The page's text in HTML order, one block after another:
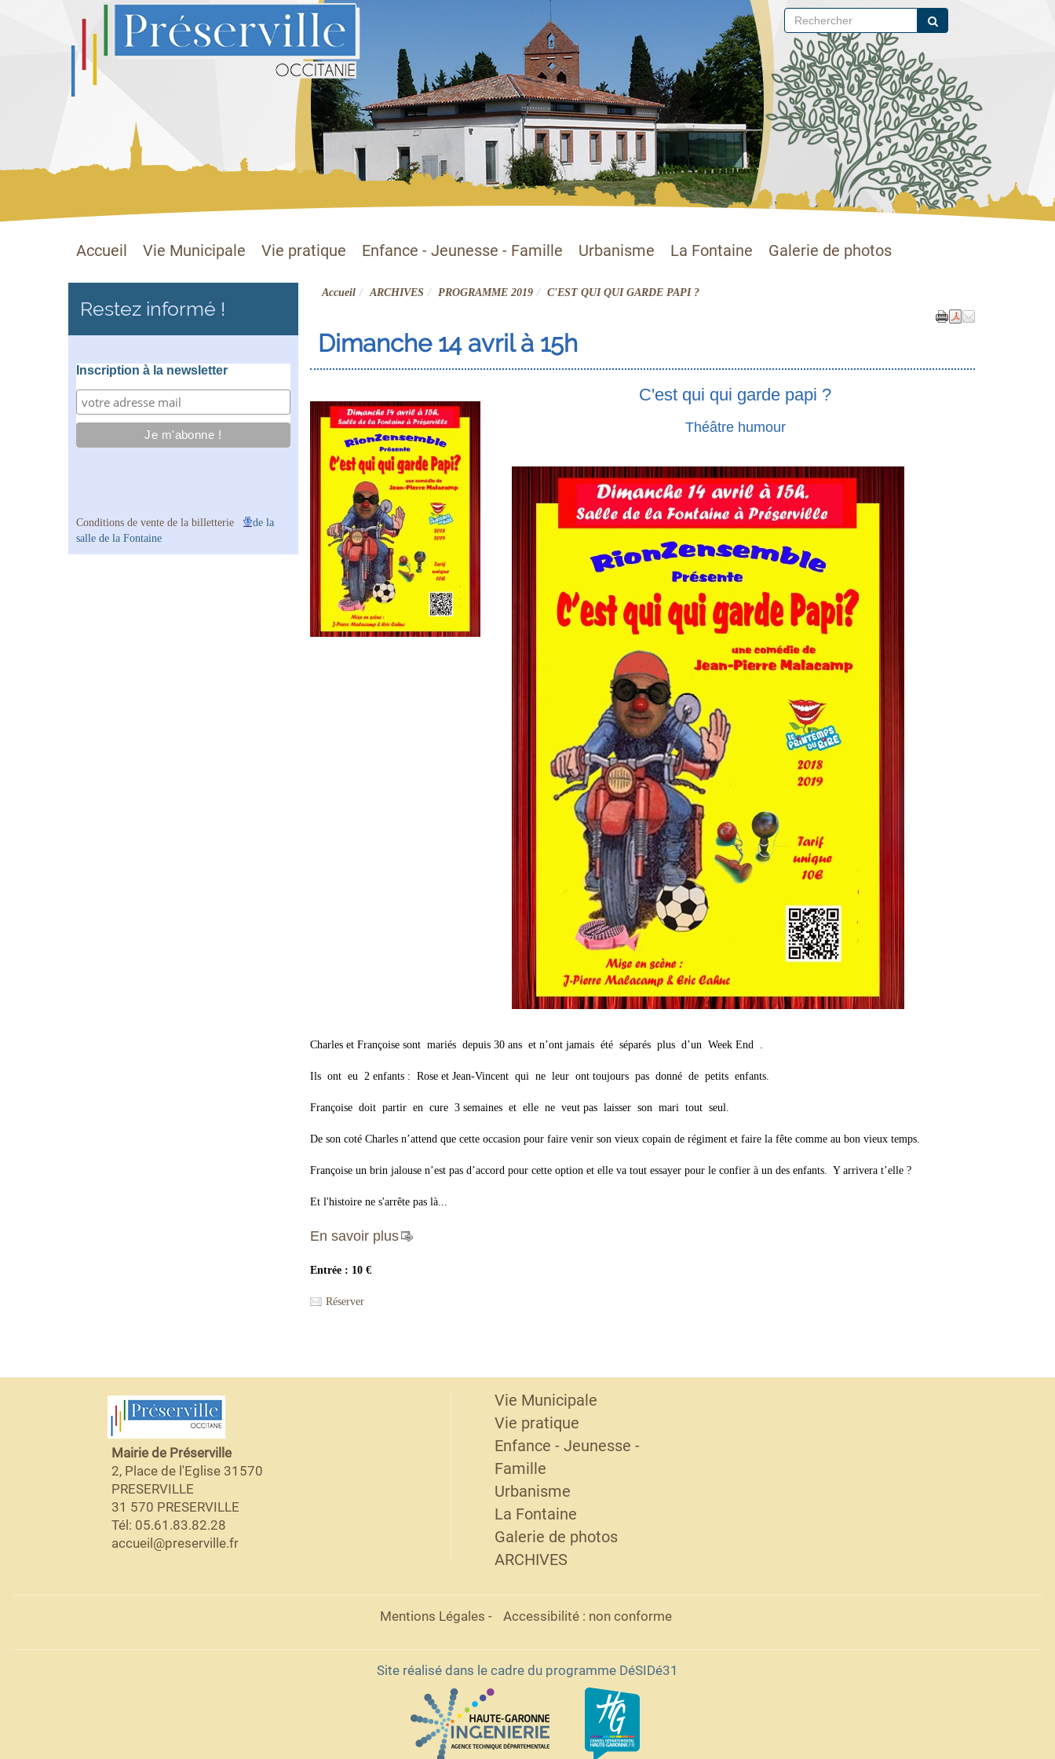
Site officiel
Accueil Vie Municipale Vie pratique Enfance - Jeunesse - Famille Urbanisme La Fontaine Galerie de photos
Accueil ARCHIVES PROGRAMME 2019 C'EST QUI QUI GARDE PAPI ?
Dimanche 14 avril à 15h
C'est qui qui garde papi ?
Théâtre humour
Charles et Françoise sont mariés depuis 30 ans et n’ont jamais été séparés plus d’un Week End .
Ils ont eu 2 enfants : Rose et Jean-Vincent qui ne leur ont toujours pas donné de petits enfants.
Françoise doit partir en cure 3 semaines et elle ne veut pas laisser son mari tout seul.
De son coté Charles n’attend que cette occasion pour faire venir son vieux copain de régiment et faire la fête comme au bon vieux temps.
Françoise un brin jalouse n’est pas d’accord pour cette option et elle va tout essayer pour le confier à un des enfants. Y arrivera t’elle ?
Et l'histoire ne s'arrête pas là...
En savoir plus
Entrée : 10 €
Réserver
Restez informé !
Inscription à la newsletter
Conditions de vente de la billetterie
de la
salle de la Fontaine
Mairie de Préserville
2, Place de l'Eglise 31570
PRESERVILLE
31 570 PRESERVILLE
Tél: 05.61.83.82.28
accueil@preserville.fr
Vie Municipale
Vie pratique
Enfance - Jeunesse -
Famille
Urbanisme
La Fontaine
Galerie de photos
ARCHIVES
Mentions Légales - Accessibilité : non conforme
Site réalisé dans le cadre du programme DéSIDé31